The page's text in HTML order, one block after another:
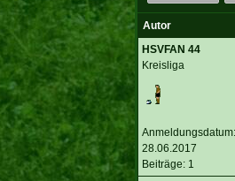
Autor
HSVFAN 44
Kreisliga
Anmeldungsdatum:
28.06.2017
Beiträge: 1